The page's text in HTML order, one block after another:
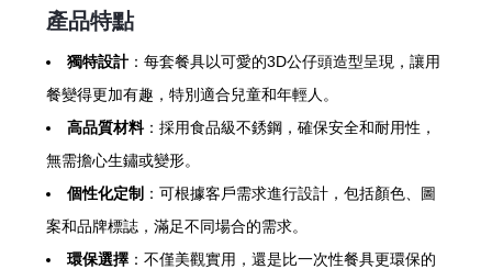
產品特點
獨特設計：每套餐具以可愛的3D公仔頭造型呈現，讓用
餐變得更加有趣，特別適合兒童和年輕人。
高品質材料：採用食品級不銹鋼，確保安全和耐用性，
無需擔心生鏽或變形。
個性化定制 ：可根據客戶需求進行設計，包括顏色、圖
案和品牌標誌，滿足不同場合的需求。
環保選擇：不僅美觀實用，還是比一次性餐具更環保的